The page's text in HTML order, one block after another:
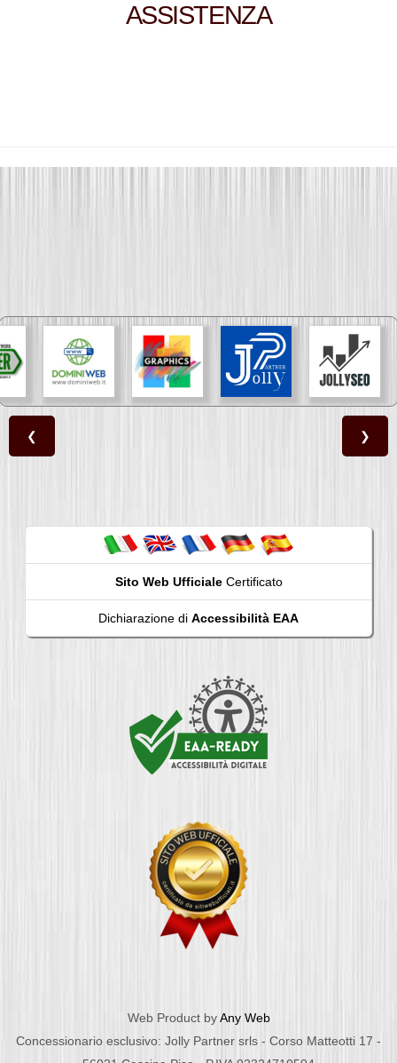
ASSISTENZA
❮ ❯
Sito Web UfficialeCertificato
Dichiarazione di Accessibilità EAA
Web Product byAny Web
Concessionario esclusivo: Jolly Partner srls - Corso Matteotti 17 -